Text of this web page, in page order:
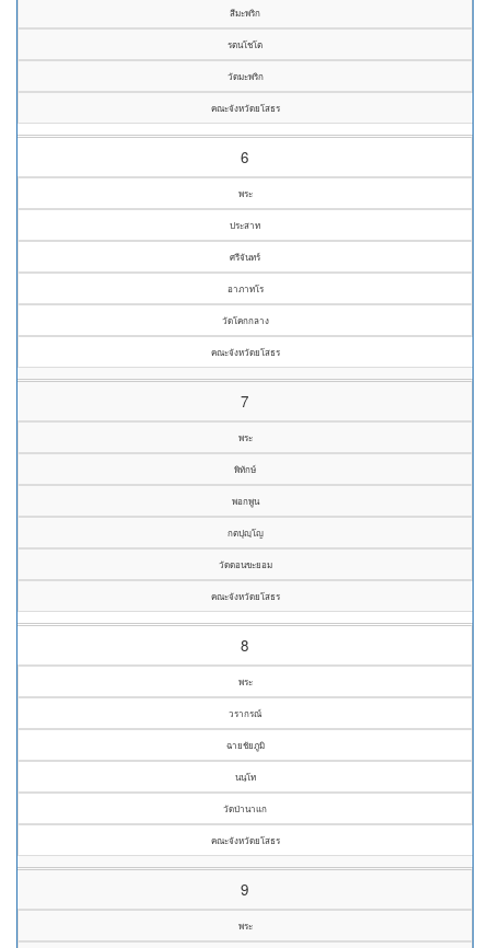
สีมะพริก
รตนโชโต
วัดมะพริก
คณะจังหวัดยโสธร
6
พระ
ประสาท
ศรีจันทร์
อาภาทโร
วัดโคกกลาง
คณะจังหวัดยโสธร
7
พระ
พิทักษ์
พอกพูน
กตปุญฺโญ
วัดดอนขะยอม
คณะจังหวัดยโสธร
8
พระ
วรากรณ์
ฉายชัยภูมิ
นนฺโท
วัดป่านาแก
คณะจังหวัดยโสธร
9
พระ